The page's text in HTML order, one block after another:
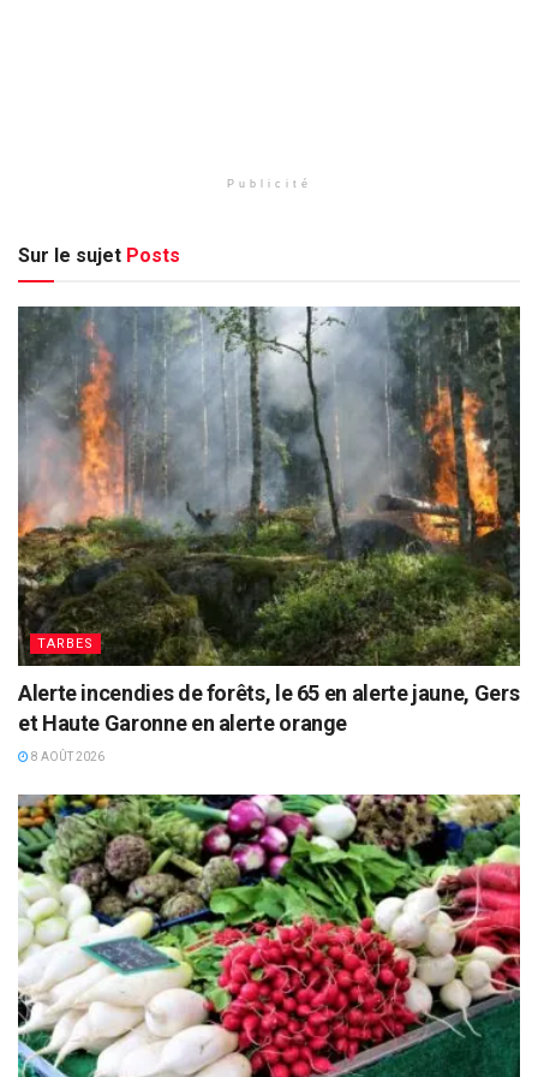
Publicité
Sur le sujet Posts
TARBES
Alerte incendies de forêts, le 65 en alerte jaune, Gers
et Haute Garonne en alerte orange
8 AOÛT 2026